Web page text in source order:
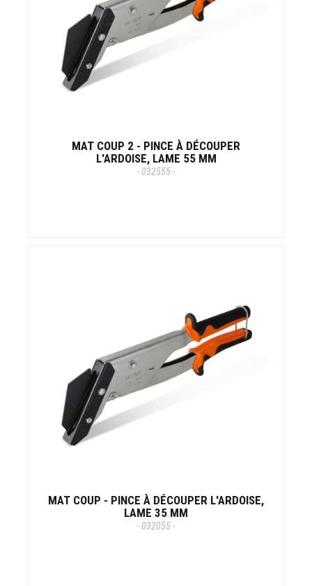
MAT COUP 2 - PINCE À DÉCOUPER
L'ARDOISE, LAME 55 MM
- 032555 -
MAT COUP - PINCE À DÉCOUPER L'ARDOISE,
LAME 35 MM
- 032055 -